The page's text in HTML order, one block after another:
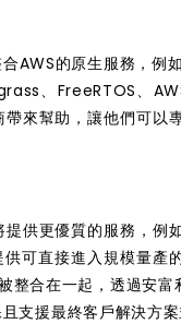
AWS的原生服務，
、FreeRTOS、
來幫助，讓他們可以
供更優質的服務，例
可直接進入規模量
整合在一起，透過安
支援最終客戶解決方案